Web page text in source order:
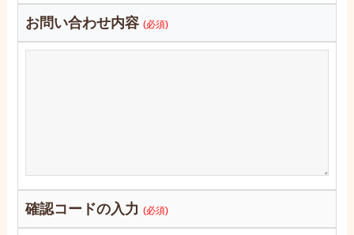
お問い合わせ内容 (必須)
確認コードの入力(必須)